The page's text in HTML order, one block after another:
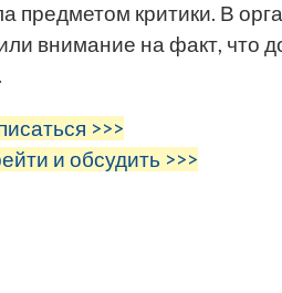
предметом критики. В
внимание на факт, что
>>>
и обсудить >>>